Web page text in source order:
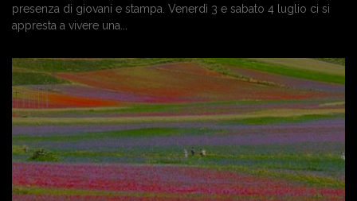
presenza di giovani e stampa. Venerdì 3 e sabato 4 luglio ci si
appresta a vivere una...